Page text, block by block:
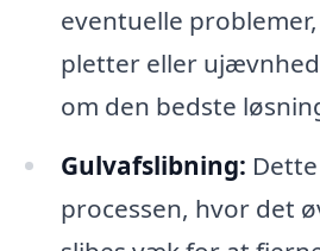
eventuelle
pletter eller
om den bedste
Gulvafslibning:
processen, hvor det